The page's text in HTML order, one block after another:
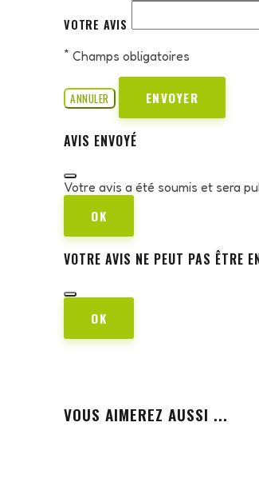
VOTRE AVIS
* Champs obligatoires
ANNULER ENVOYER
AVIS ENVOYÉ
Votre avis a été soumis et sera
OK
VOTRE AVIS NE PEUT PAS ÊTRE
OK
VOUS AIMEREZ AUSSI ...